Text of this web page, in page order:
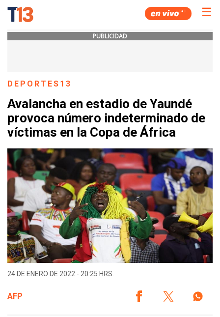
☰
PUBLICIDAD
DEPORTES13
Avalancha en estadio de Yaundé
provoca número indeterminado de
víctimas en la Copa de África
24 DE ENERO DE 2022 - 20:25 HRS.
AFP